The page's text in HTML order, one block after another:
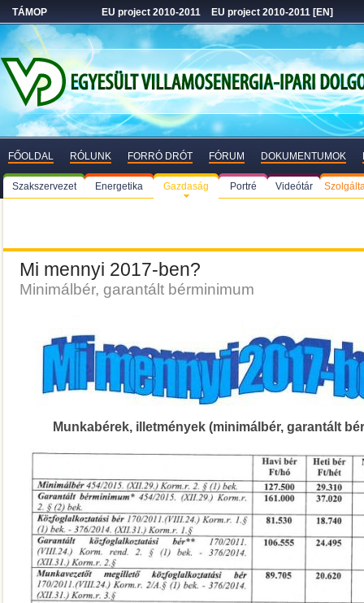
TÁMOP EU project 2010-2011 EU project 2010-2011 [EN]
FŐOLDAL RÓLUNK FORRÓ DRÓT FÓRUM DOKUMENTUMOK
Szakszervezet Energetika Gazdaság Portré Videótár
Mi mennyi 2017-ben?
Minimálbér, garantált bérminimum
Munkabérek, illetmények (minimálbér, garantált